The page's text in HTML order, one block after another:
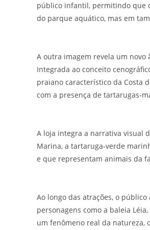
público infantil, permitindo que
do parque aquático, mas em
A outra imagem revela um
Integrada ao conceito
praiano característico da Costa
com a presença de tartarugas-
A loja integra a narrativa visual
Marina, a tartaruga-verde
e que representam animais da
Ao longo das atrações, o
personagens como a baleia
um fenômeno real da natureza,